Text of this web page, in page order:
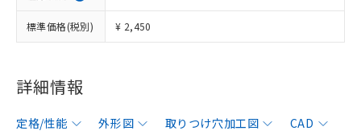
標準価格(税別) ¥ 2,450
詳細情報
定格/性能 外形図 取りつけ穴加工図
CAD